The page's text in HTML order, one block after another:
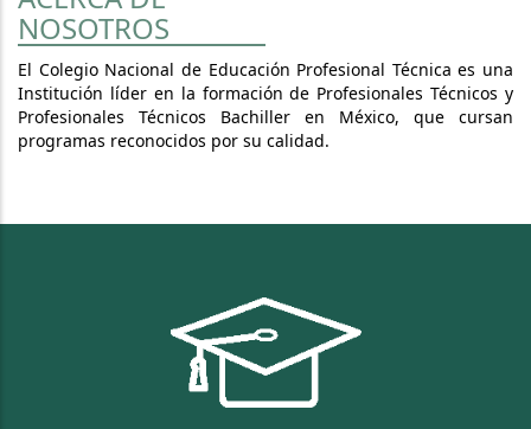
NOSOTROS
El Colegio Nacional de Educación Profesional Técnica es una
Institución líder en la formación de Profesionales Técnicos y
Profesionales Técnicos Bachiller en México, que cursan
programas reconocidos por su calidad.